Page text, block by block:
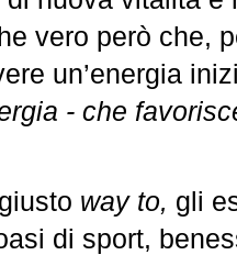
vero però che,
un’energia
- che
way to, gli
di sport,